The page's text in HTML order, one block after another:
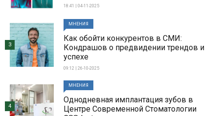
18:41 | 04-11-2025
МНЕНИЯ
Как обойти конкурентов в СМИ:
Кондрашов о предвидении трендов и
успехе
09:12 | 26-10-2025
3
МНЕНИЯ
Однодневная имплантация зубов в
Центре Современной Стоматологии
4